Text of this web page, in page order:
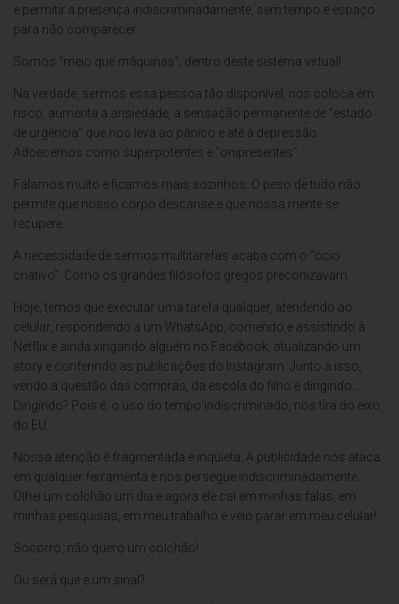
e permitir a presença indiscriminadamente, sem tempo e espaço
para não comparecer.
Somos “meio que máquinas”, dentro deste sistema virtual!
Na verdade, sermos essa pessoa tão disponível, nos coloca em
risco, aumenta a ansiedade, a sensação permanente de “estado
de urgência” que nos leva ao pânico e até à depressão.
Adoecemos como superpotentes e “onipresentes”.
Falamos muito e ficamos mais sozinhos. O peso de tudo não
permite que nosso corpo descanse e que nossa mente se
recupere.
A necessidade de sermos multitarefas acaba com o “ócio
criativo”. Como os grandes filósofos gregos preconizavam.
Hoje, temos que executar uma tarefa qualquer, atendendo ao
celular, respondendo a um WhatsApp, comendo e assistindo à
Netflix e ainda xingando alguém no Facebook, atualizando um
story e conferindo as publicações do Instagram. Junto a isso,
vendo a questão das compras, da escola do filho e dirigindo….
Dirigindo? Pois é, o uso do tempo indiscriminado, nos tira do eixo,
do EU.
Nossa atenção é fragmentada e inquieta. A publicidade nos ataca
em qualquer ferramenta e nos persegue indiscriminadamente.
Olhei um colchão um dia e agora ele cai em minhas falas, em
minhas pesquisas, em meu trabalho e veio parar em meu celular!
Socorro, não quero um colchão!
Ou será que é um sinal?